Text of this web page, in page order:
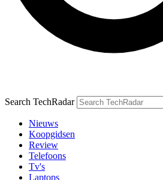
Search TechRadar
Nieuws
Koopgidsen
Review
Telefoons
Tv's
Laptops